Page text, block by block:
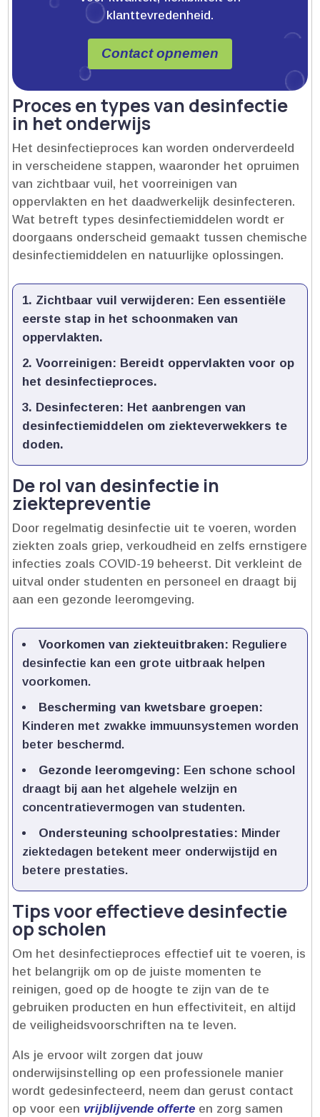
klanttevredenheid.
Contact opnemen
Proces en types van desinfectie
in het onderwijs
Het desinfectieproces kan worden onderverdeeld
in verscheidene stappen, waaronder het opruimen
van zichtbaar vuil, het voorreinigen van
oppervlakten en het daadwerkelijk desinfecteren.​
Wat betreft types desinfectiemiddelen wordt er
doorgaans onderscheid gemaakt tussen chemische
desinfectiemiddelen en natuurlijke oplossingen.​
Zichtbaar vuil verwijderen: Een essentiële
eerste stap in het schoonmaken van
oppervlakten.​
Voorreinigen: Bereidt oppervlakten voor op
het desinfectieproces.​
Desinfecteren: Het aanbrengen van
desinfectiemiddelen om ziekteverwekkers te
doden.​
De rol van desinfectie in
ziektepreventie
Door regelmatig desinfectie uit te voeren, worden
ziekten zoals griep, verkoudheid en zelfs ernstigere
infecties zoals COVID-19 beheerst.​ Dit verkleint de
uitval onder studenten en personeel en draagt bij
aan een gezonde leeromgeving.​
Voorkomen van ziekteuitbraken: Reguliere
desinfectie kan een grote uitbraak helpen
voorkomen.​
Bescherming van kwetsbare groepen:
Kinderen met zwakke immuunsystemen worden
beter beschermd.​
Gezonde leeromgeving: Een schone school
draagt bij aan het algehele welzijn en
concentratievermogen van studenten.​
Ondersteuning schoolprestaties: Minder
ziektedagen betekent meer onderwijstijd en
betere prestaties.​
Tips voor effectieve desinfectie
op scholen
Om het desinfectieproces effectief uit te voeren, is
het belangrijk om op de juiste momenten te
reinigen, goed op de hoogte te zijn van de te
gebruiken producten en hun effectiviteit, en altijd
de veiligheidsvoorschriften na te leven.​
Als je ervoor wilt zorgen dat jouw
onderwijsinstelling op een professionele manier
wordt gedesinfecteerd, neem dan gerust contact
op voor een vrijblijvende offerte en zorg samen